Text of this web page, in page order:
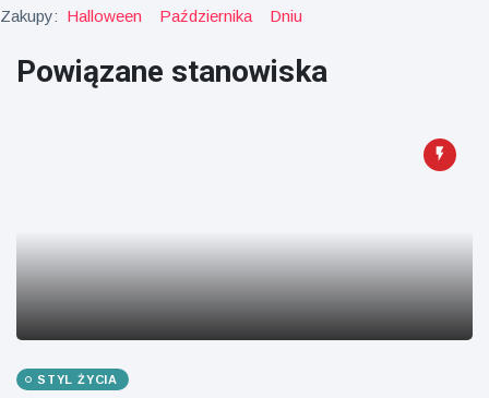
Ucieczka z
magika
rozbawiła
16 July
205
Poglądy
nizinne w
brytyjskim
zoo od 14 lat
Mężczyzna z
Florydy
aresztowany
po odpaleniu
fajerwerków
Zakupy: Halloween Października Dniu
Powiązane stanowiska
STYL ŻYCIA